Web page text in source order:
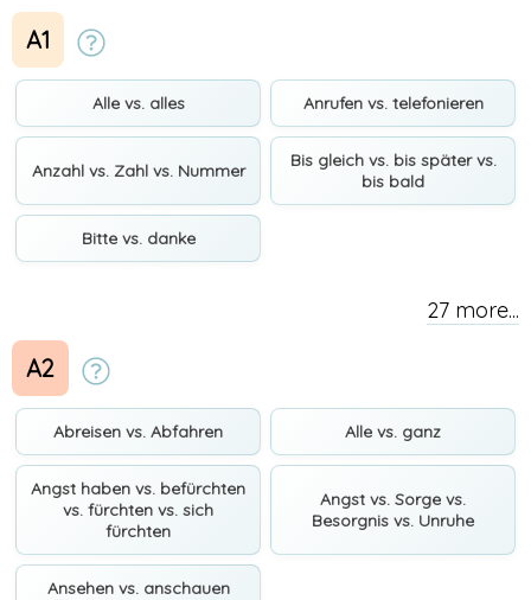
A1
Alle vs. alles Anrufen vs. telefonieren
Anzahl vs. Zahl vs. Nummer
Bis gleich vs. bis später vs.
bis bald
Bitte vs. danke
27 more...
A2
Abreisen vs. Abfahren Alle vs. ganz
Angst haben vs. befürchten
vs. fürchten vs. sich
fürchten
Angst vs. Sorge vs.
Besorgnis vs. Unruhe
Ansehen vs. anschauen